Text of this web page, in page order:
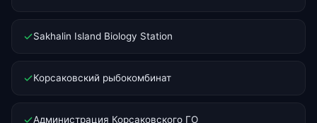
Sakhalin Island Biology Station
Корсаковский рыбокомбинат
Администрация Корсаковского ГО